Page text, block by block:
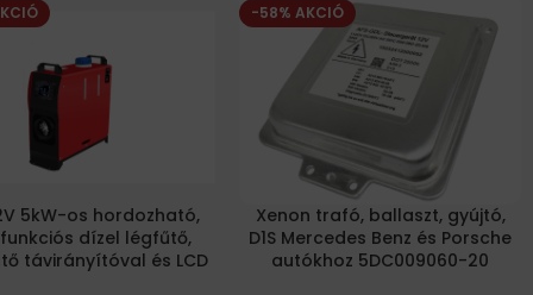
5kW-os hordozható,
dízel légfűtő,
távirányítóval és LCD
-58% AKCIÓ
Xenon trafó, ballaszt, gyújtó,
D1S Mercedes Benz és Porsche
autókhoz 5DC009060-20